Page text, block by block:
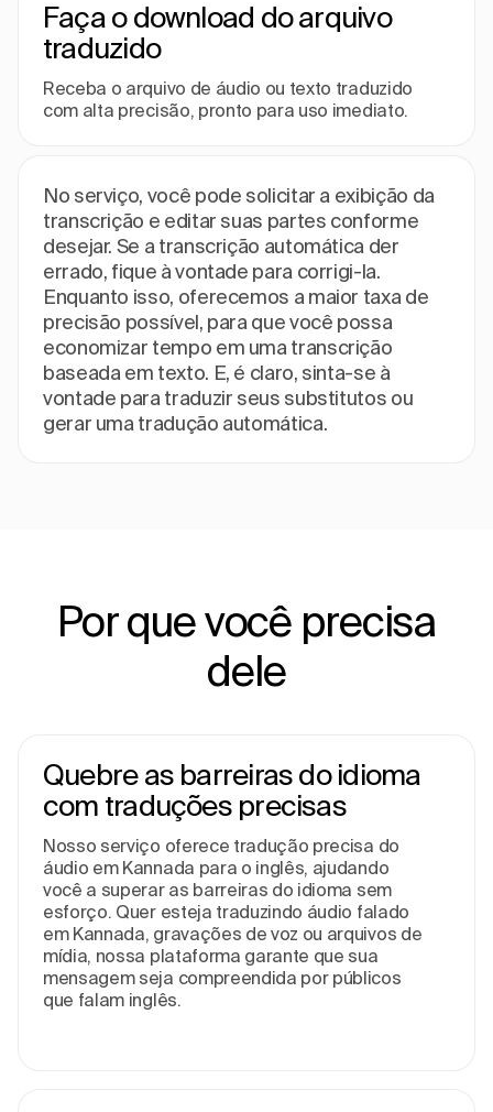
Faça o download do arquivo
traduzido
Receba o arquivo de áudio ou texto traduzido
com alta precisão, pronto para uso imediato.
No serviço, você pode solicitar a exibição da
transcrição e editar suas partes conforme
desejar. Se a transcrição automática der
errado, fique à vontade para corrigi-la.
Enquanto isso, oferecemos a maior taxa de
precisão possível, para que você possa
economizar tempo em uma transcrição
baseada em texto. E, é claro, sinta-se à
vontade para traduzir seus substitutos ou
gerar uma tradução automática.
Por que você precisa
dele
Quebre as barreiras do idioma
com traduções precisas
Nosso serviço oferece tradução precisa do
áudio em Kannada para o inglês, ajudando
você a superar as barreiras do idioma sem
esforço. Quer esteja traduzindo áudio falado
em Kannada, gravações de voz ou arquivos de
mídia, nossa plataforma garante que sua
mensagem seja compreendida por públicos
que falam inglês.